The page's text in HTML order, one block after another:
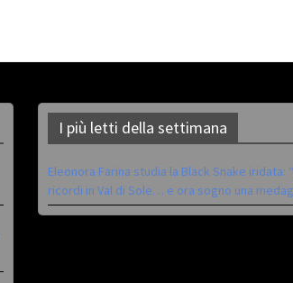
I più letti della settimana
Eleonora Farina studia la Black Snake iridata:
ricordi in Val di Sole… e ora sogno una